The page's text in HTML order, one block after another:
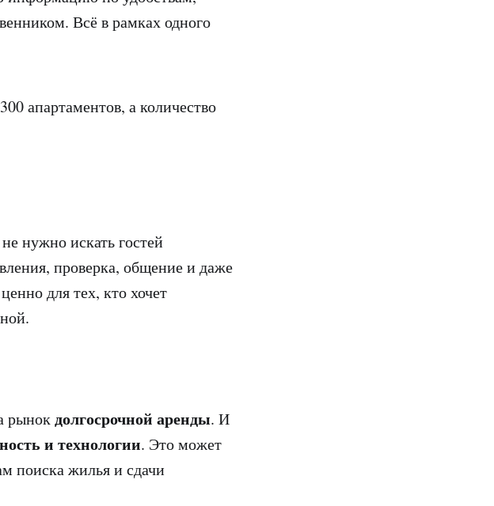
Всё в рамках одного
апартаментов, а количество
нужно искать гостей
проверка, общение и даже
для тех, кто хочет
рынокдолгосрочной аренды. И
и технологии. Это может
поиска жилья и сдачи